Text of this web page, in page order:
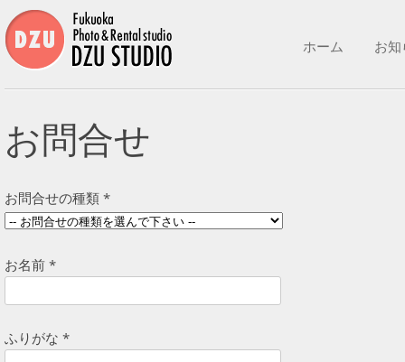
ホーム お
お問合せ
お問合せの種類 *
お名前 *
ふりがな *